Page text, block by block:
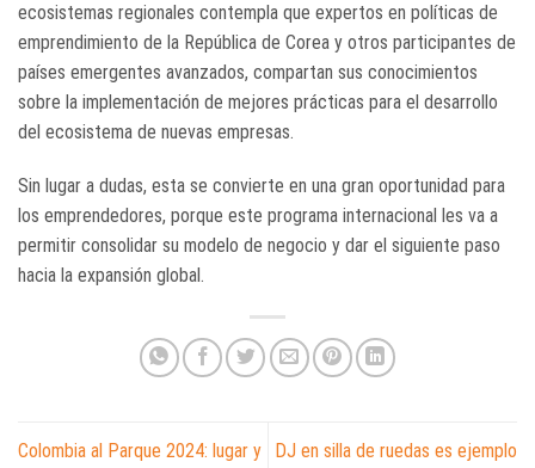
ecosistemas regionales contempla que expertos en políticas de
emprendimiento de la República de Corea y otros participantes de
países emergentes avanzados, compartan sus conocimientos
sobre la implementación de mejores prácticas para el desarrollo
del ecosistema de nuevas empresas.
Sin lugar a dudas, esta se convierte en una gran oportunidad para
los emprendedores, porque este programa internacional les va a
permitir consolidar su modelo de negocio y dar el siguiente paso
hacia la expansión global.
Colombia al Parque 2024: lugar y
DJ en silla de ruedas es ejemplo